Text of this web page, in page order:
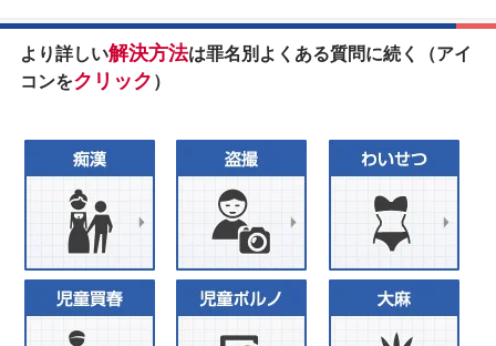
より詳しい解決方法は罪名別よくある質問に続く（アイ
コンをクリック ）